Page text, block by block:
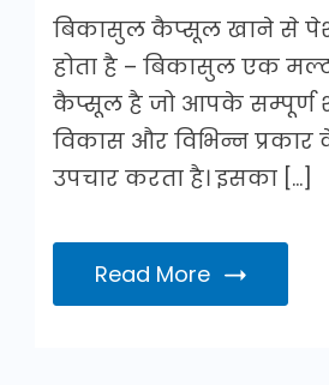
बिकासुल कैप्सूल खाने से
होता है – बिकासुल एक
कैप्सूल है जो आपके सम्पूर्ण
विकास और विभिन्न प्रकार
उपचार करता है। इसका […]
Read More